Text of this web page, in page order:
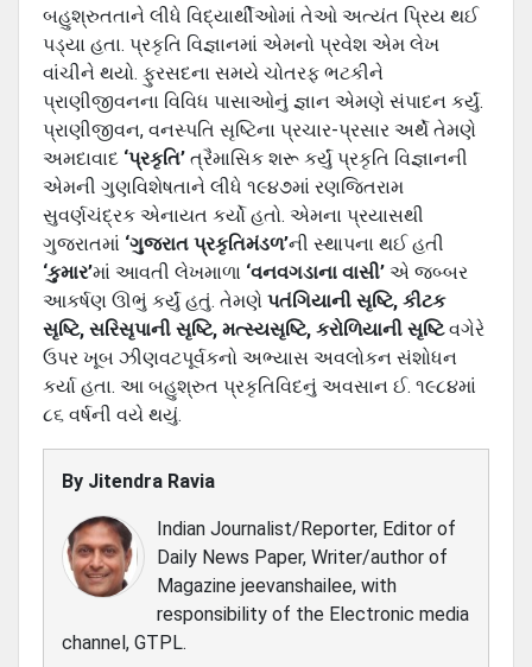
બહુશ્રુતતાને લીધે વિદ્યાર્થીઓમાં તેઓ અત્‍યંત પ્રિય થઈ
પડ્યા હતા. પ્રકૃતિ વિજ્ઞાનમાં એમનો પ્રવેશ એમ લેખ
વાંચીને થયો. ફુરસદના સમયે ચોતરફ ભટકીને
પ્રાણીજીવનના વિવિધ પાસાઓનું જ્ઞાન એમણે સંપાદન કર્યું.
પ્રાણીજીવન, વનસ્‍પતિ સૃષ્ટિના પ્રચાર-પ્રસાર અર્થે તેમણે
અમદાવાદ ‘પ્રકૃતિ’ ત્રૈમાસિક શરૂ કર્યું પ્રકૃતિ વિજ્ઞાનની
એમની ગુણવિશેષતાને લીધે ૧૯૪૭માં રણજિતરામ
સુવર્ણચંદ્રક એનાયત કર્યો હતો. એમના પ્રયાસથી
ગુજરાતમાં ‘ગુજરાત પ્રકૃતિમંડળ’ની સ્‍થાપના થઈ હતી
‘કુમાર’માં આવતી લેખમાળા ‘વનવગડાના વાસી’ એ જબ્‍બર
આકર્ષણ ઊભું કર્યું હતું. તેમણે પતંગિયાની સૃષ્ટિ, કીટક
સૃષ્ટિ, સરિસૃપાની સૃષ્ટિ, મત્‍સ્‍યસૃષ્ટિ, કરોળિયાની સૃષ્ટિવગેરે
ઉપર ખૂબ ઝીણવટપૂર્વકનો અભ્‍યાસ અવલોકન સંશોધન
કર્યા હતા. આ બહુશ્રુત પ્રકૃતિવિદનું અવસાન ઈ. ૧૯૮૪માં
૮૬ વર્ષની વયે થયું.
By Jitendra Ravia
Indian Journalist/Reporter, Editor of
Daily News Paper, Writer/author of
Magazine jeevanshailee, with
responsibility of the Electronic media
channel, GTPL.